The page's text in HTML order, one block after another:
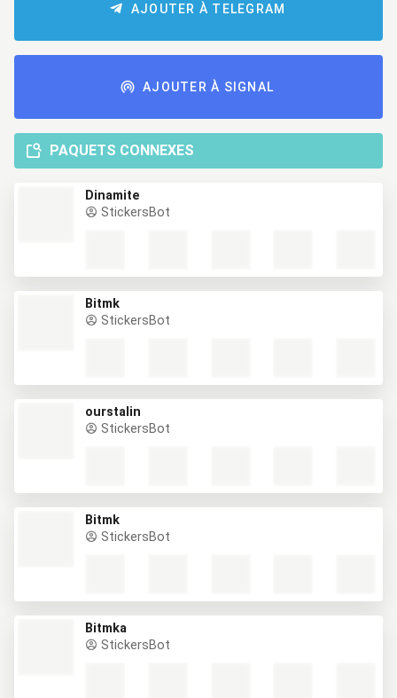
AJOUTER À TELEGRAM
AJOUTER À SIGNAL
PAQUETS CONNEXES
Dinamite
StickersBot
Bitmk
StickersBot
ourstalin
StickersBot
Bitmk
StickersBot
Bitmka
StickersBot